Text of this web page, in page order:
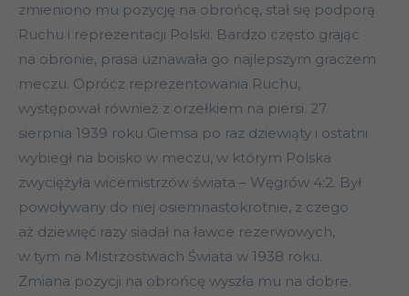
zmieniono mu pozycję na obrońcę, stał się podporą
Ruchu i reprezentacji Polski. Bardzo często grając
na obronie, prasa uznawała go najlepszym graczem
meczu. Oprócz reprezentowania Ruchu,
występował również z orzełkiem na piersi. 27
sierpnia 1939 roku Giemsa po raz dziewiąty i ostatni
wybiegł na boisko w meczu, w którym Polska
zwyciężyła wicemistrzów świata – Węgrów 4:2. Był
powoływany do niej osiemnastokrotnie, z czego
aż dziewięć razy siadał na ławce rezerwowych,
w tym na Mistrzostwach Świata w 1938 roku.
Zmiana pozycji na obrońcę wyszła mu na dobre.